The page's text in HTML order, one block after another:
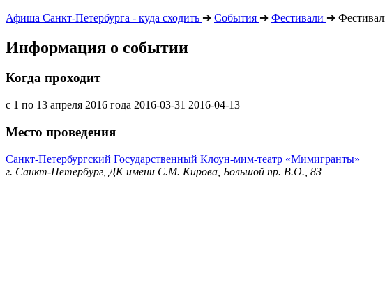
Афиша Санкт-Петербурга - куда сходить ➔ События ➔ Фестивали ➔
Информация о событии
Когда проходит
с 1 по 13 апреля 2016 года 2016-03-31 2016-04-13
Место проведения
Санкт-Петербургский Государственный Клоун-мим-театр «Мимигранты»
г. Санкт-Петербург, ДК имени С.М. Кирова, Большой пр. В.О., 83